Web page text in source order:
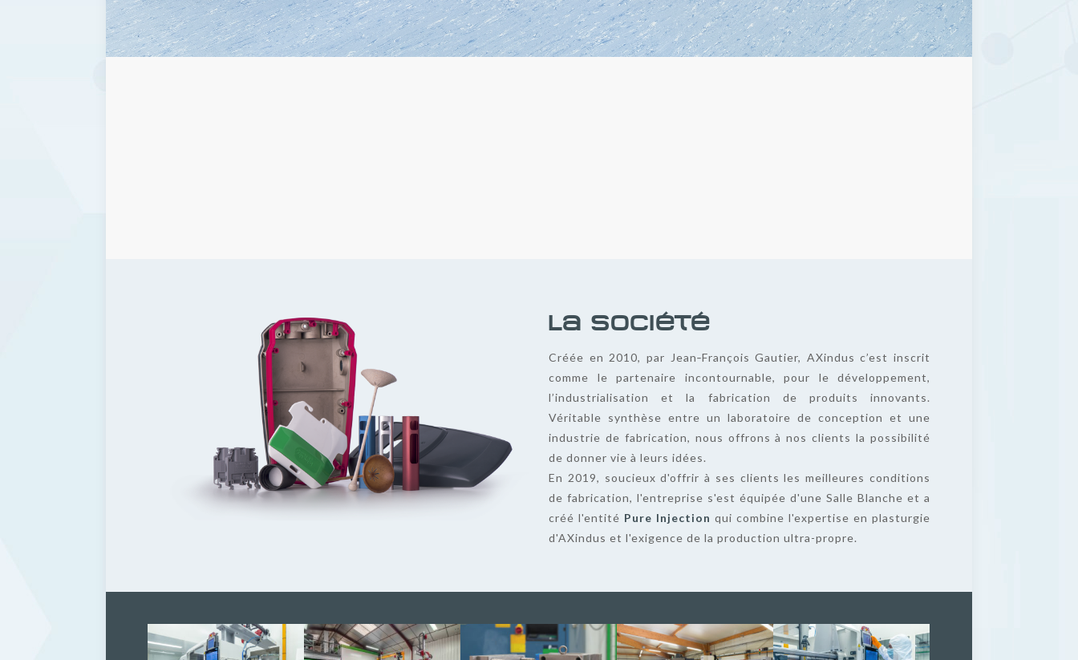
La Société
Créée en 2010, par Jean‑François Gautier, AXindus c’est inscrit
comme le partenaire incontournable, pour le développement,
l’industrialisation et la fabrication de produits innovants.
Véritable synthèse entre un laboratoire de conception et une
industrie de fabrication, nous offrons à nos clients la possibilité
de donner vie à leurs idées.
En 2019, soucieux d'offrir à ses clients les meilleures conditions
de fabrication, l'entreprise s'est équipée d'une Salle Blanche et a
créé l'entité Pure Injection qui combine l'expertise en plasturgie
d'AXindus et l'exigence de la production ultra-propre.